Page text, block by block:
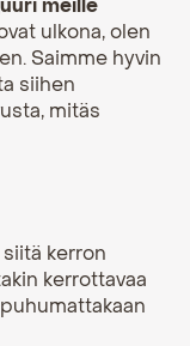
meille
ulkona, olen
Saimme hyvin
siihen
mitäs
kerron
kerrottavaa